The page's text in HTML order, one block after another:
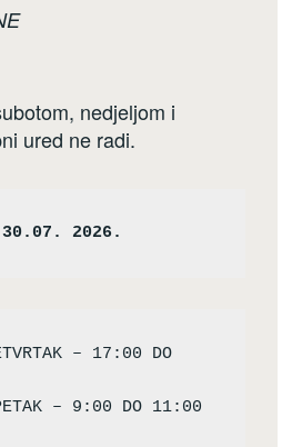
nedjeljom i
ured ne radi.
2026.
– 17:00 DO
– 9:00 DO 11:00